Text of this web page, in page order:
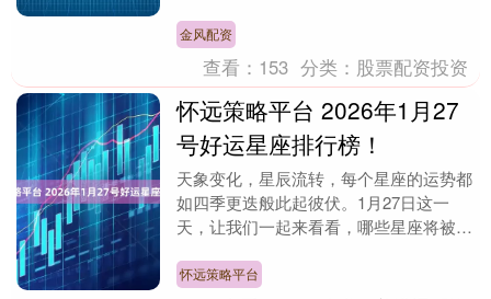
为“腊日”，....
金风配资
查看： 153 分类： 股票配资投资
怀远策略平台 2026年1月27
号好运星座排行榜！
天象变化，星辰流转，每个星座的运势都
如四季更迭般此起彼伏。1月27日这一
天，让我们一起来看看，哪些星座将被幸
一名：天秤座 今....
怀远策略平台